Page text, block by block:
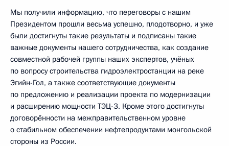
Мы получили информацию, что переговоры с нашим
Президентом прошли весьма успешно, плодотворно, и уже
были достигнуты такие результаты и подписаны такие
важные документы нашего сотрудничества, как создание
совместной рабочей группы наших экспертов, учёных
по вопросу строительства гидроэлектростанции на реке
Эгийн-Гол, а также соответствующие документы
по предложению и реализации проекта по модернизации
и расширению мощности ТЭЦ-3. Кроме этого достигнуты
договорённости на межправительственном уровне
о стабильном обеспечении нефтепродуктами монгольской
стороны из России.